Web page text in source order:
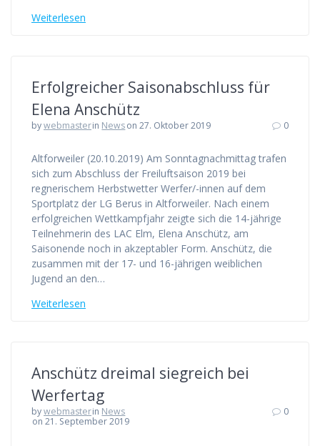
Weiterlesen
Erfolgreicher Saisonabschluss für
Elena Anschütz
bywebmasterin Newson 27. Oktober 2019 0
Altforweiler (20.10.2019) Am Sonntagnachmittag trafen
sich zum Abschluss der Freiluftsaison 2019 bei
regnerischem Herbstwetter Werfer/-innen auf dem
Sportplatz der LG Berus in Altforweiler. Nach einem
erfolgreichen Wettkampfjahr zeigte sich die 14-jährige
Teilnehmerin des LAC Elm, Elena Anschütz, am
Saisonende noch in akzeptabler Form. Anschütz, die
zusammen mit der 17- und 16-jährigen weiblichen
Jugend an den…
Weiterlesen
Anschütz dreimal siegreich bei
Werfertag
bywebmasterin News
on 21. September 2019
0